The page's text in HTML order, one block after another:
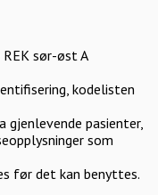
sør-øst A
kodelisten
pasienter,
som
før det kan benyttes.